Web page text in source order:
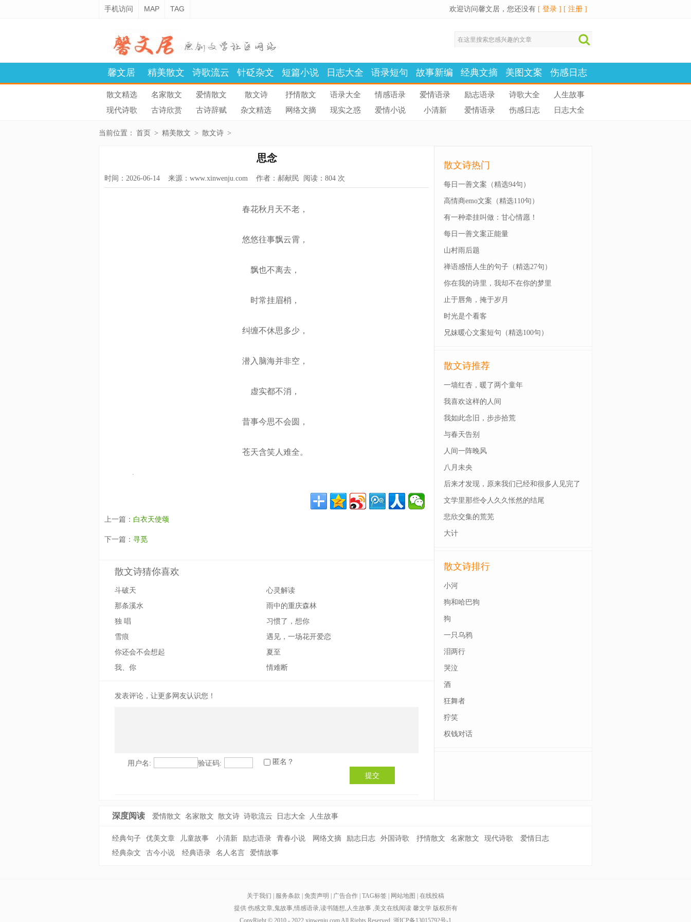
手机访问 MAP TAG 欢迎访问馨文居，您还没有 [ 登录 ] [ 注册 ]
馨文居 精美散文 诗歌流云 针砭杂文 短篇小说 日志大全 语录短句 故事新编 经典文摘 美图文案 伤感日志
散文精选 名家散文 爱情散文 散文诗 抒情散文 语录大全 情感语录 爱情语录 励志语录 诗歌大全
人生故事
现代诗歌
古诗欣赏 古诗辞赋 杂文精选 网络文摘 现实之惑 爱情小说 小清新 爱情语录 伤感日志 日志大全
当前位置： 首页 > 精美散文 > 散文诗 >
思念
时间：2026-06-14 来源： www.xinwenju.com 作者：郝献民 阅读： 804 次
春花秋月天不老，
悠悠往事飘云霄，
飘也不离去，
时常挂眉梢，
纠缠不休思多少，
潜入脑海并非空，
虚实都不消，
昔事今思不会圆，
苍天含笑人难全。
上一篇： 白衣天使颂
下一篇： 寻觅
散文诗猜你喜欢
斗破天
心灵解读
那条溪水
雨中的重庆森林
独 唱
习惯了，想你
雪痕
遇见，一场花开爱恋
你还会不会想起
夏至
我、你
情难断
发表评论，让更多网友认识您！
用户名: 验证码: 匿名？
提交
散文诗热门
每日一善文案（精选94句）
高情商emo文案（精选110句）
有一种牵挂叫做：甘心情愿！
每日一善文案正能量
山村雨后题
禅语感悟人生的句子（精选27句）
你在我的诗里，我却不在你的梦里
止于唇角，掩于岁月
时光是个看客
兄妹暖心文案短句（精选100句）
散文诗推荐
一墙红杏，暖了两个童年
我喜欢这样的人间
我如此念旧，步步拾荒
与春天告别
人间一阵晚风
八月未央
后来才发现，原来我们已经和很多人见完了
最后一面
文学里那些令人久久怅然的结尾
悲欣交集的荒芜
大计
散文诗排行
小河
狗和哈巴狗
狗
一只乌鸦
泪两行
哭泣
酒
狂舞者
狞笑
权钱对话
深度阅读 爱情散文 名家散文 散文诗 诗歌流云 日志大全 人生故事
经典句子 优美文章 儿童故事 小清新 励志语录 青春小说 网络文摘 励志日志 外国诗歌 抒情散文 名家散文 现代诗歌
爱情日志
经典杂文
古今小说 经典语录 名人名言 爱情故事
关于我们 服务条款 免责声明 广告合作 TAG标签 网站地图
在线投稿
提供 伤感文章, 鬼故事,情感语录,读书随想, 人生故事,美文在线阅读 馨文学版权所有
CopyRight © 2010 - 2022 xinwenju.com All Rights Reserved. 浙ICP备13015792号-1